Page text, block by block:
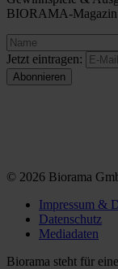
BIORAMA-
Jetzt eintragen:
© 2026 Biorama
Impressum &
Datenschutz
Mediadaten
Biorama steht für